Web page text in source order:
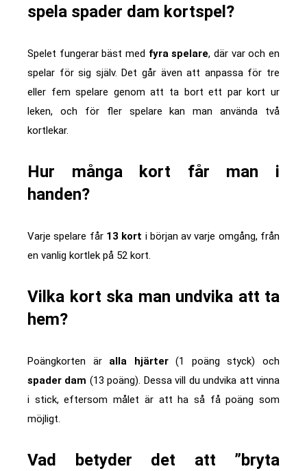
spela spader dam kortspel?
Spelet fungerar bäst med fyra spelare, där var och en
spelar för sig själv. Det går även att anpassa för tre
eller fem spelare genom att ta bort ett par kort ur
leken, och för fler spelare kan man använda två
kortlekar.
Hur många kort får man i
handen?
Varje spelare får 13 kort i början av varje omgång, från
en vanlig kortlek på 52 kort.
Vilka kort ska man undvika att ta
hem?
Poängkorten är alla hjärter(1 poäng styck) och
spader dam (13 poäng). Dessa vill du undvika att vinna
i stick, eftersom målet är att ha så få poäng som
möjligt.
Vad betyder det att ”bryta